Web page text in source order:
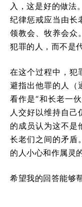
入，这是好的做法
纪律惩戒应当由长
领教会、牧养会众
犯罪的人，而不是
在这个过程中，犯
避指出他罪的人（
看作是“和长老一
人交好以维持自己
的成员认为这不是
长老们之间的矛盾
的人小心和作属灵
希望我的回答能够